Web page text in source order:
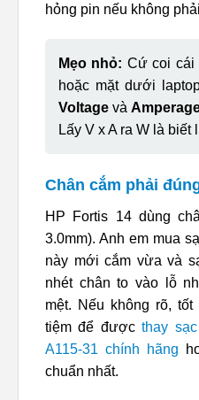
hỏng pin nếu không
Mẹo nhỏ: Cứ coi cái
hoặc mặt dưới
Voltage và
Lấy V x A ra W là biết
Chân cắm phải
HP Fortis 14 dùng
3.0mm). Anh em mua
này mới cắm vừa và
nhét chân to vào lỗ
mệt. Nếu không rõ,
tiệm để đượcthay
A115-31 chính hãng
chuẩn nhất.